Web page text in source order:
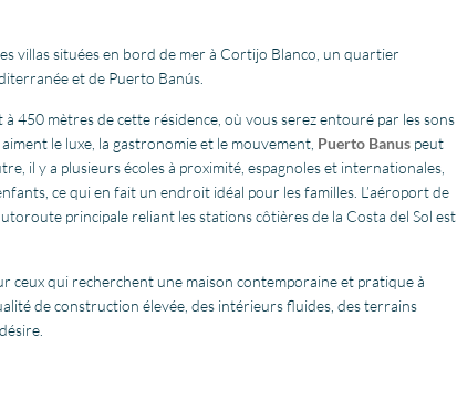
villas situées en bord de mer à Cortijo Blanco, un quartier
et de Puerto Banús.
450 mètres de cette résidence, où vous serez entouré par les sons
le luxe, la gastronomie et le mouvement, Puerto Banus peut
il y a plusieurs écoles à proximité, espagnoles et internationales,
ce qui en fait un endroit idéal pour les familles. L’aéroport de
principale reliant les stations côtières de la Costa del Sol est
ceux qui recherchent une maison contemporaine et pratique à
de construction élevée, des intérieurs fluides, des terrains